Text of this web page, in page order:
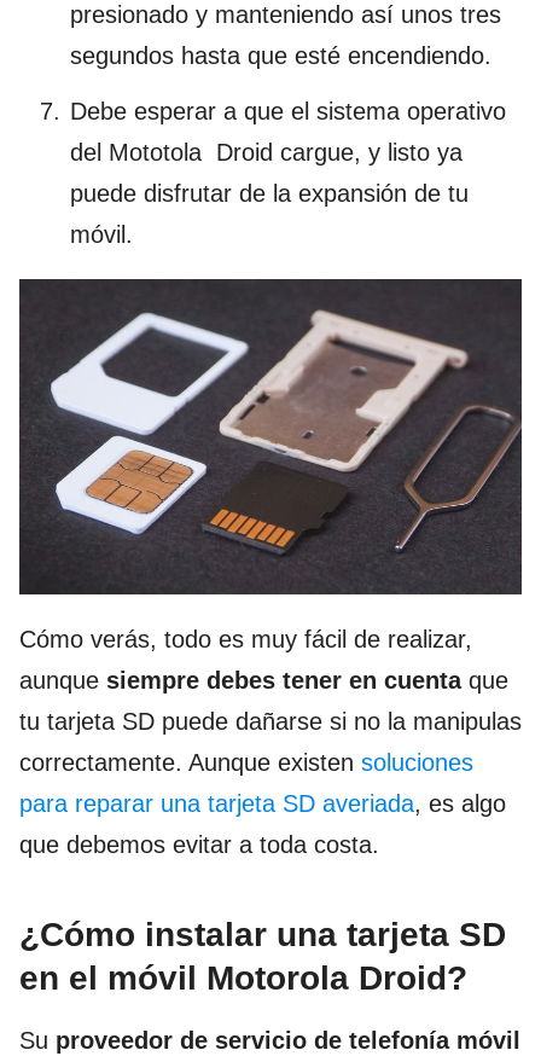
presionado y manteniendo así unos tres
segundos hasta que esté encendiendo.
Debe esperar a que el sistema operativo
del Mototola Droid cargue, y listo ya
puede disfrutar de la expansión de tu
móvil.
Cómo verás, todo es muy fácil de realizar,
aunque siempre debes tener en cuentaque
tu tarjeta SD puede dañarse si no la manipulas
correctamente. Aunque existen soluciones
para reparar una tarjeta SD averiada, es algo
que debemos evitar a toda costa.
¿Cómo instalar una tarjeta SD
en el móvil Motorola Droid?
Su proveedor de servicio de telefonía móvil